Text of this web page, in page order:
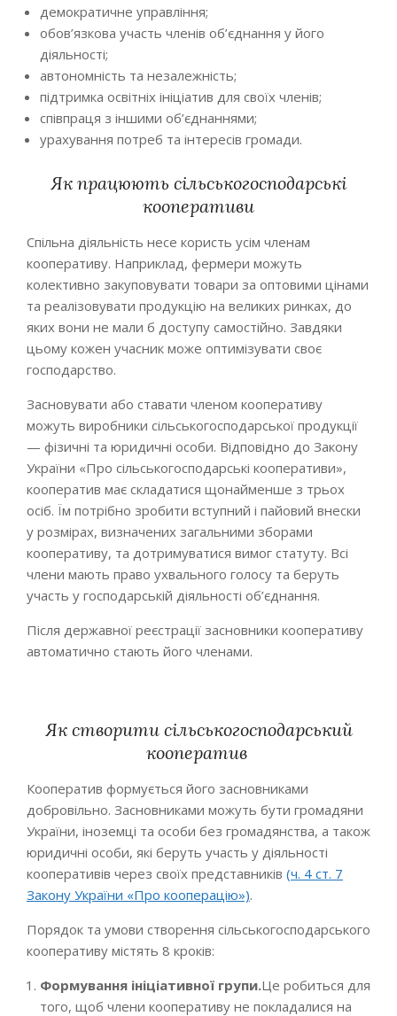
демократичне управління;
обов’язкова участь членів об’єднання у його
діяльності;
автономність та незалежність;
підтримка освітніх ініціатив для своїх членів;
співпраця з іншими об’єднаннями;
урахування потреб та інтересів громади.
Як працюють сільськогосподарські
кооперативи
Спільна діяльність несе користь усім членам
кооперативу. Наприклад, фермери можуть
колективно закуповувати товари за оптовими цінами
та реалізовувати продукцію на великих ринках, до
яких вони не мали б доступу самостійно. Завдяки
цьому кожен учасник може оптимізувати своє
господарство.
Засновувати або ставати членом кооперативу
можуть виробники сільськогосподарської продукції
— фізичні та юридичні особи. Відповідно до Закону
України «Про сільськогосподарські кооперативи»,
кооператив має складатися щонайменше з трьох
осіб. Їм потрібно зробити вступний і пайовий внески
у розмірах, визначених загальними зборами
кооперативу, та дотримуватися вимог статуту. Всі
члени мають право ухвального голосу та беруть
участь у господарській діяльності об’єднання.
Після державної реєстрації засновники кооперативу
автоматично стають його членами.
Як створити сільськогосподарський
кооператив
Кооператив формується його засновниками
добровільно. Засновниками можуть бути громадяни
України, іноземці та особи без громадянства, а також
юридичні особи, які беруть участь у діяльності
кооперативів через своїх представників (ч. 4 ст. 7
Закону України «Про кооперацію»).
Порядок та умови створення сільськогосподарського
кооперативу містять 8 кроків:
Формування ініціативної групи.Це робиться для
того, щоб члени кооперативу не покладалися на